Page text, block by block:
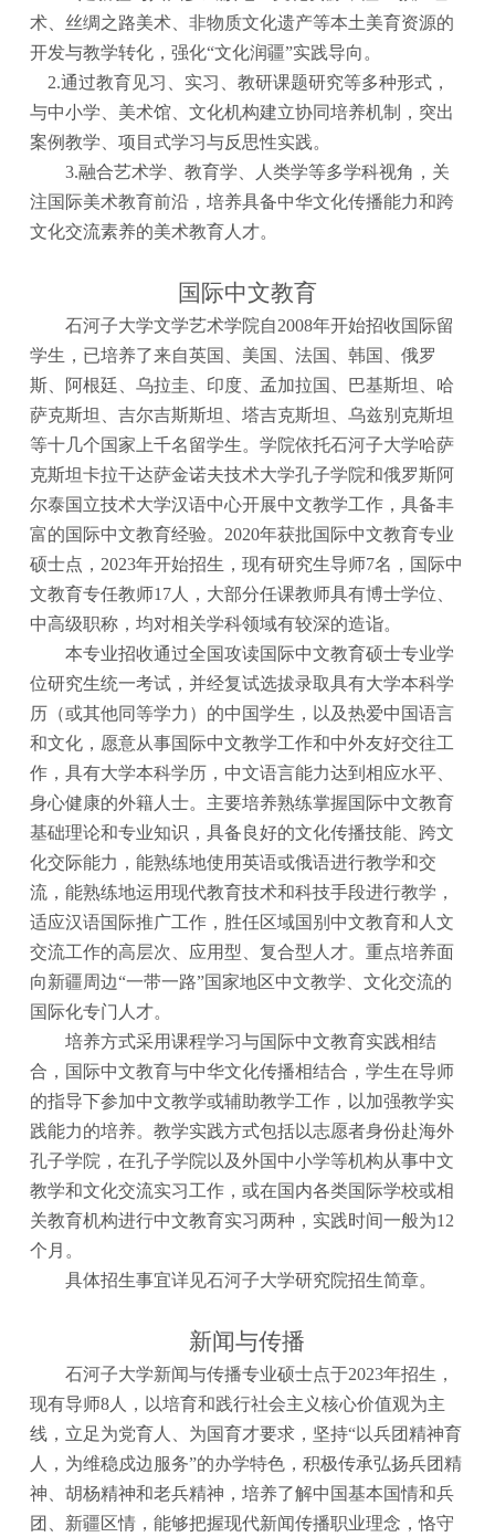
术、丝绸之路美术、非物质文化遗产等本土美育资源的
开发与教学转化，强化“文化润疆”实践导向。
2.通过教育见习、实习、教研课题研究等多种形式，
与中小学、美术馆、文化机构建立协同培养机制，突出
案例教学、项目式学习与反思性实践。
3.融合艺术学、教育学、人类学等多学科视角，关
注国际美术教育前沿，培养具备中华文化传播能力和跨
文化交流素养的美术教育人才。
国际中文教育
石河子大学文学艺术学院自2008年开始招收国际留
学生，已培养了来自英国、美国、法国、韩国、俄罗
斯、阿根廷、乌拉圭、印度、孟加拉国、巴基斯坦、哈
萨克斯坦、吉尔吉斯斯坦、塔吉克斯坦、乌兹别克斯坦
等十几个国家上千名留学生。学院依托石河子大学哈萨
克斯坦卡拉干达萨金诺夫技术大学孔子学院和俄罗斯阿
尔泰国立技术大学汉语中心开展中文教学工作，具备丰
富的国际中文教育经验。2020年获批国际中文教育专业
硕士点，2023年开始招生，现有研究生导师7名，国际中
文教育专任教师17人，大部分任课教师具有博士学位、
中高级职称，均对相关学科领域有较深的造诣。
本专业招收通过全国攻读国际中文教育硕士专业学
位研究生统一考试，并经复试选拔录取具有大学本科学
历（或其他同等学力）的中国学生，以及热爱中国语言
和文化，愿意从事国际中文教学工作和中外友好交往工
作，具有大学本科学历，中文语言能力达到相应水平、
身心健康的外籍人士。主要培养熟练掌握国际中文教育
基础理论和专业知识，具备良好的文化传播技能、跨文
化交际能力，能熟练地使用英语或俄语进行教学和交
流，能熟练地运用现代教育技术和科技手段进行教学，
适应汉语国际推广工作，胜任区域国别中文教育和人文
交流工作的高层次、应用型、复合型人才。重点培养面
向新疆周边“一带一路”国家地区中文教学、文化交流的
国际化专门人才。
培养方式采用课程学习与国际中文教育实践相结
合，国际中文教育与中华文化传播相结合，学生在导师
的指导下参加中文教学或辅助教学工作，以加强教学实
践能力的培养。教学实践方式包括以志愿者身份赴海外
孔子学院，在孔子学院以及外国中小学等机构从事中文
教学和文化交流实习工作，或在国内各类国际学校或相
关教育机构进行中文教育实习两种，实践时间一般为12
个月。
具体招生事宜详见石河子大学研究院招生简章。
新闻与传播
石河子大学新闻与传播专业硕士点于2023年招生，
现有导师8人，以培育和践行社会主义核心价值观为主
线，立足为党育人、为国育才要求，坚持“以兵团精神育
人，为维稳戍边服务”的办学特色，积极传承弘扬兵团精
神、胡杨精神和老兵精神，培养了解中国基本国情和兵
团、新疆区情，能够把握现代新闻传播职业理念，恪守